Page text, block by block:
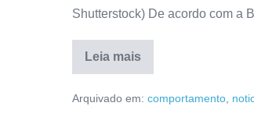
Shutterstock) De acordo com a
Leia mais
Arquivado em: comportamento